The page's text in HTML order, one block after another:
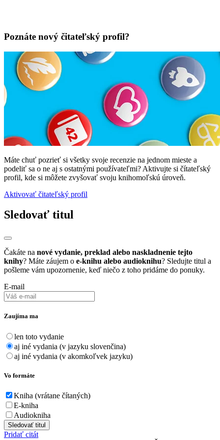
Poznáte nový čitateľský profil?
Máte chuť pozrieť si všetky svoje recenzie na jednom mieste a
podeliť sa o ne aj s ostatnými používateľmi? Aktivujte si čítateľský
profil, kde si môžete zvyšovať svoju knihomoľskú úroveň.
Aktivovať čitateľský profil
Sledovať titul
Čakáte na nové vydanie, preklad alebo naskladnenie tejto
knihy? Máte záujem o e-knihu alebo audioknihu? Sledujte titul a
pošleme vám upozornenie, keď niečo z toho pridáme do ponuky.
E-mail
Zaujíma ma
len toto vydanie
aj iné vydania (v jazyku slovenčina)
aj iné vydania (v akomkoľvek jazyku)
Vo formáte
Kniha (vrátane čítaných)
E-kniha
Audiokniha
Sledovať titul
Pridať citát